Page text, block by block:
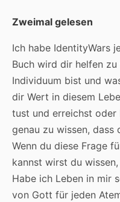
Zweimal gelesen
Ich habe IdentityWars
Buch wird dir helfen
Individuum bist und
dir Wert in diesem
tust und erreichst oder
genau zu wissen,
Wenn du diese Frage
kannst wirst du
Habe ich Leben in mir
von Gott für jeden